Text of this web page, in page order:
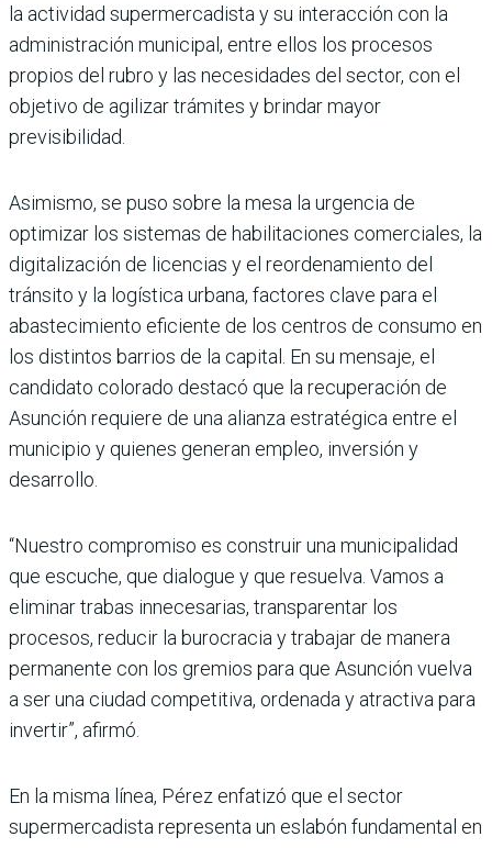
la actividad supermercadista y su interacción con la
admi­nistración municipal, entre ellos los procesos
propios del rubro y las necesidades del sector, con el
objetivo de agili­zar trámites y brindar mayor
previsibilidad.
Asimismo, se puso sobre la mesa la urgencia de
optimizar los sistemas de habilitaciones comerciales, la
digitalización de licencias y el reordenamiento del
tránsito y la logística urbana, factores clave para el
abastecimiento eficiente de los centros de con­sumo en
los distintos barrios de la capital. En su mensaje, el
candidato colorado destacó que la recuperación de
Asun­ción requiere de una alianza estratégica entre el
munici­pio y quienes generan empleo, inversión y
desarrollo.
“Nuestro compromiso es construir una municipali­dad
que escuche, que dialo­gue y que resuelva. Vamos a
eliminar trabas innecesarias, transparentar los
procesos, reducir la burocracia y traba­jar de manera
permanente con los gremios para que Asunción vuelva
a ser una ciudad com­petitiva, ordenada y atractiva para
invertir”, afirmó.
En la misma línea, Pérez enfatizó que el sector
supermerca­dista representa un eslabón fundamental en